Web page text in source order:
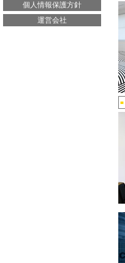
個人情報保護方針
運営会社
■